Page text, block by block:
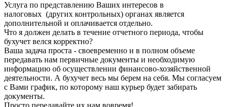
Услуга по представлению Ваших интересов в
налоговых (других контрольных) органах является
дополнительной и оплачивается отдельно.
Что я должен делать в течение отчетного периода, чтобы
бухучет велся корректно?
Ваша задача проста - своевременно и в полном объеме
передавать нам первичные документы и необходимую
информацию об осуществлении финансово-хозяйственной
деятельности. А бухучет весь мы берем на себя. Мы согласуем
с Вами график, по которому наш курьер будет забирать
документы.